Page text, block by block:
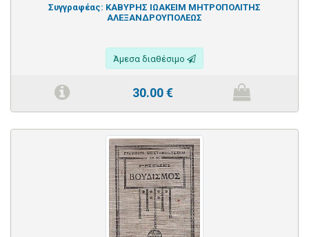
Συγγραφέας: ΚΑΒΥΡΗΣ ΙΩΑΚΕΙΜ ΜΗΤΡΟΠΟΛΙΤΗΣ
ΑΛΕΞΑΝΔΡΟΥΠΟΛΕΩΣ
Άμεσα διαθέσιμο
30.00€